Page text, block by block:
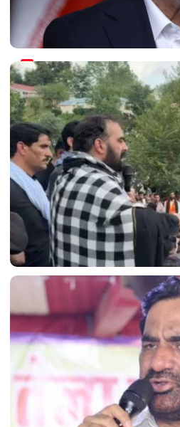
ईरान संघर्ष पर पेज़ेशकियन का
किया; 48 घंटों के भीतर...'
PoK में बगावत के आगे झुका
की नमाज़ पढ़ते हुए धमकी दी थी!